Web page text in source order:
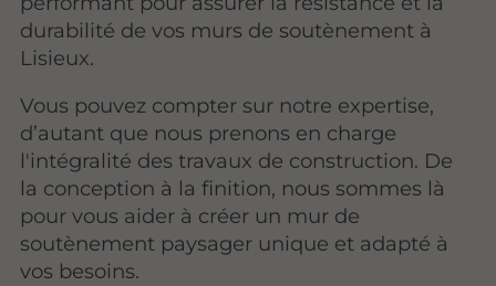
durabilité de vos murs de soutènement à
Lisieux.
Vous pouvez compter sur notre expertise,
d’autant que nous prenons en charge
l'intégralité des travaux de construction. De
la conception à la finition, nous sommes là
pour vous aider à créer un mur de
soutènement paysager unique et adapté à
vos besoins.